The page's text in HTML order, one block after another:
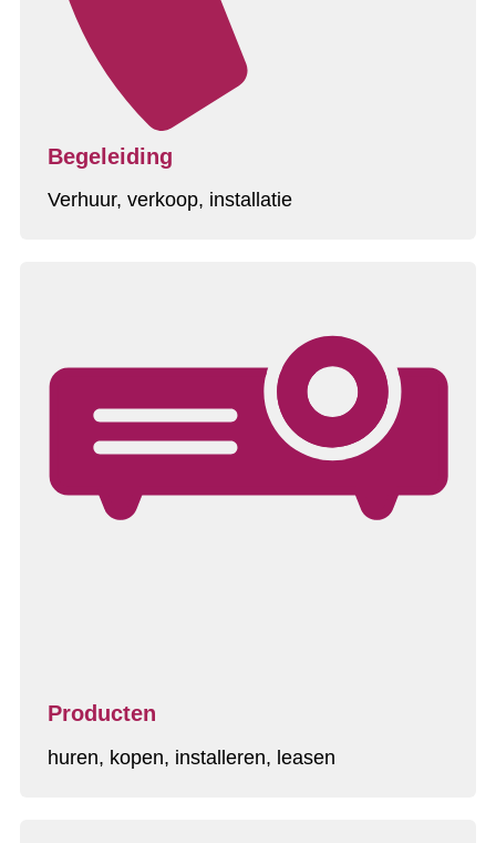
Begeleiding
Verhuur, verkoop, installatie
Producten
huren, kopen, installeren, leasen